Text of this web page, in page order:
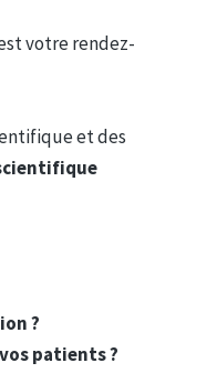
votre rendez-
et des
?
patients ?